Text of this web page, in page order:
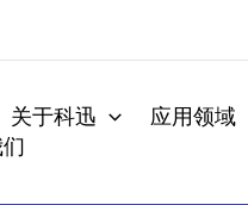
关于科迅 应用领域